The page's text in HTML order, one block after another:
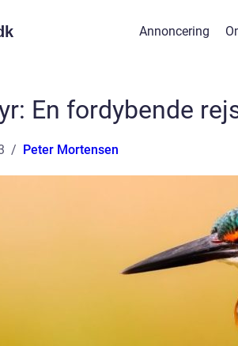
Annoncering
En fordybende
Peter Mortensen